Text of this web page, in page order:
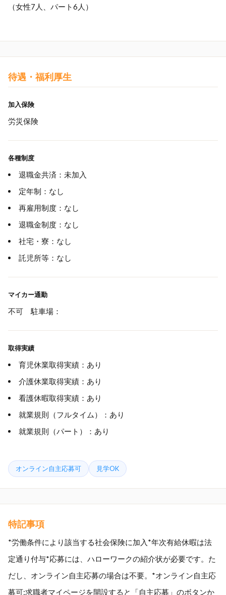
（女性7人、パート6人）
待遇・福利厚生
加入保険
労災保険
各種制度
退職金共済：未加入
定年制：なし
再雇用制度：なし
退職金制度：なし
社宅・寮：なし
託児所等：なし
マイカー通勤
不可 駐車場：
取得実績
育児休業取得実績：あり
介護休業取得実績：あり
看護休暇取得実績：あり
就業規則（フルタイム）：あり
就業規則（パート）：あり
オンライン自主応募可 見学OK
特記事項
*労働条件により該当する社会保険に加入*年次有給休暇は法
定通り付与*応募には、ハローワークの紹介状が必要です。た
だし、オンライン自主応募の場合は不要。*オンライン自主応
募可:求職者マイページを開設すると「自主応募」のボタンか